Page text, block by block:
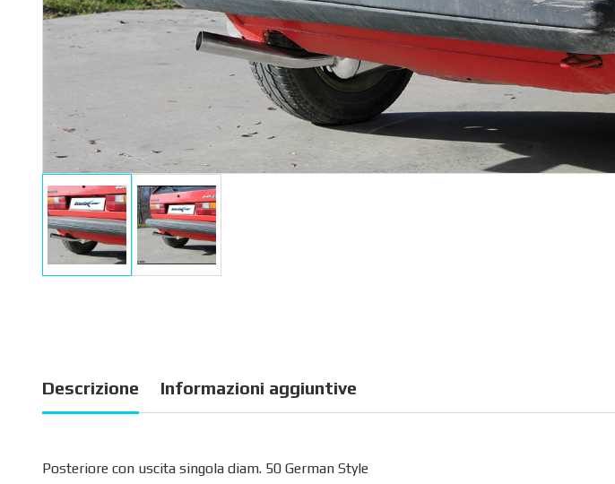
Descrizione Informazioni aggiuntive
Posteriore con uscita singola diam. 50 German Style